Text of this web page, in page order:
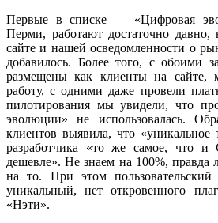
Первые в списке — «Цифровая
Перми, работают достаточно
сайте и нашей осведомленности о
добавилось. Более того, с обоими
размещены как клиенты на сайте,
работу, с одними даже провели
пилотирования мы увидели, что
эволюции» не использовалась.
клиентов выявила, что «уникальное
разработчика «то же самое, что и
дешевле». Не знаем на 100%, правда
на то. При этом
уникальный, нет откровенного
«Нэти».